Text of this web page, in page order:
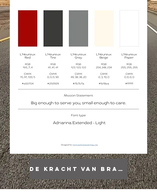
De kracht van branding